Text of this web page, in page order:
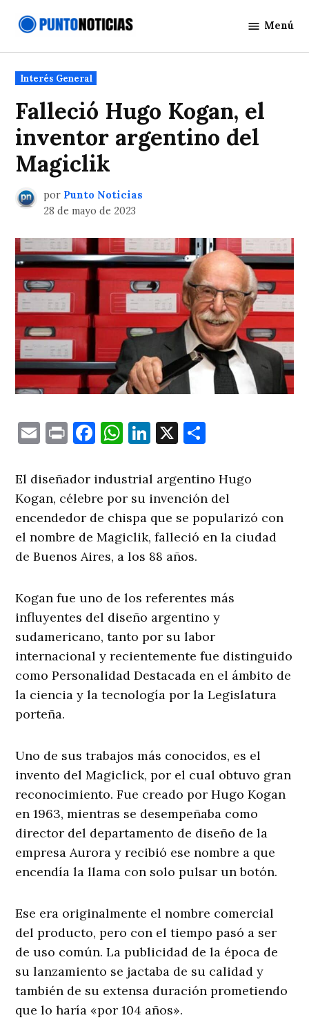
Noticias
Menú
Publicado
en
Interés General
Falleció Hugo Kogan, el
inventor argentino del
Magiclik
por Punto Noticias
28 de mayo de 2023
EmailPrintFacebook
WhatsApp
LinkedIn
X
El diseñador industrial argentino Hugo
Kogan, célebre por su invención del
encendedor de chispa que se popularizó con
el nombre de Magiclik, falleció en la ciudad
de Buenos Aires, a los 88 años.
Kogan fue uno de los referentes más
influyentes del diseño argentino y
sudamericano, tanto por su labor
internacional y recientemente fue distinguido
como Personalidad Destacada en el ámbito de
la ciencia y la tecnología por la Legislatura
porteña.
Uno de sus trabajos más conocidos, es el
invento del Magiclick, por el cual obtuvo gran
reconocimiento. Fue creado por Hugo Kogan
en 1963, mientras se desempeñaba como
director del departamento de diseño de la
empresa Aurora​ y recibió ese nombre a que
encendía la llama con solo pulsar un botón.
Ese era originalmente el nombre comercial
del producto, pero con el tiempo pasó a ser
de uso común. La publicidad de la época de
su lanzamiento se jactaba de su calidad y
también de su extensa duración prometiendo
que lo haría «por 104 años».